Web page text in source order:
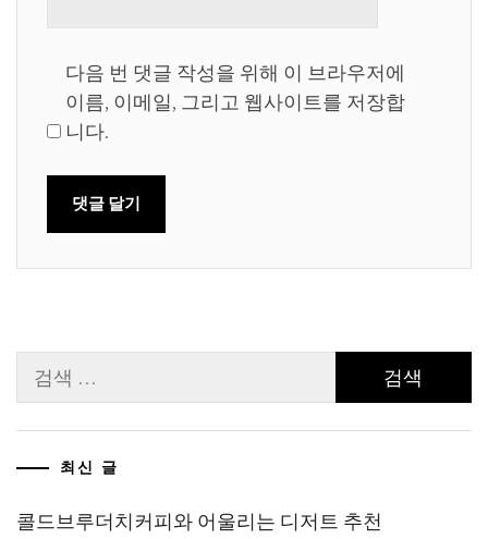
다음 번 댓글 작성을 위해 이 브라우저에
이름, 이메일, 그리고 웹사이트를 저장합
니다.
색:
최신 글
콜드브루더치커피와 어울리는 디저트 추천